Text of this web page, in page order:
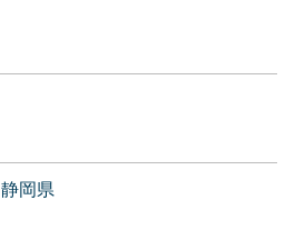
静岡県